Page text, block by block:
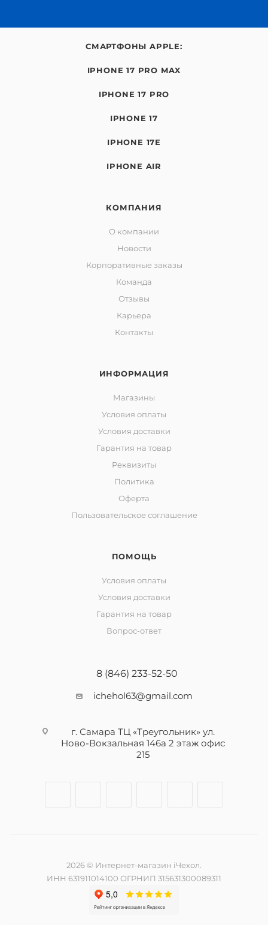
СМАРТФОНЫ APPLE:
IPHONE 17 PRO MAX
IPHONE 17 PRO
IPHONE 17
IPHONE 17E
IPHONE AIR
КОМПАНИЯ
О компании
Новости
Корпоративные заказы
Команда
Отзывы
Карьера
Контакты
ИНФОРМАЦИЯ
Магазины
Условия оплаты
Условия доставки
Гарантия на товар
Реквизиты
Политика
Оферта
Пользовательское соглашение
ПОМОЩЬ
Условия оплаты
Условия доставки
Гарантия на товар
Вопрос-ответ
8 (846) 233-52-50
ichehol63@gmail.com
г. Самара ТЦ «Треугольник» ул.
Ново-Вокзальная 146а 2 этаж офис
215
2026 © Интернет-магазин iЧехол.
ИНН 631911014100 ОГРНИП 315631300089311